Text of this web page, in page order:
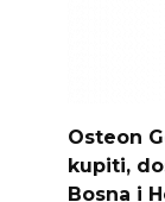
Osteon
kupiti,
Bosna i